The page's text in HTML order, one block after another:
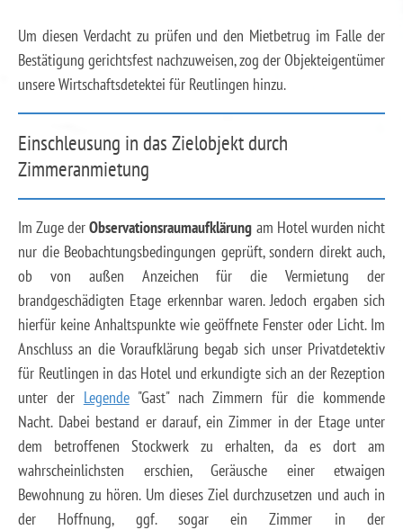
Um diesen Verdacht zu prüfen und den Mietbetrug im Falle der
Bestätigung gerichtsfest nachzuweisen, zog der Objekteigentümer
unsere Wirtschaftsdetektei für Reutlingen hinzu.
Einschleusung in das Zielobjekt durch
Zimmeranmietung
Im Zuge derObservationsraumaufklärung am Hotel wurden nicht
nur die Beobachtungsbedingungen geprüft, sondern direkt auch,
ob von außen Anzeichen für die Vermietung der
brandgeschädigten Etage erkennbar waren. Jedoch ergaben sich
hierfür keine Anhaltspunkte wie geöffnete Fenster oder Licht. Im
Anschluss an die Voraufklärung begab sich unser Privatdetektiv
für Reutlingen in das Hotel und erkundigte sich an der Rezeption
unter der Legende"Gast" nach Zimmern für die kommende
Nacht. Dabei bestand er darauf, ein Zimmer in der Etage unter
dem betroffenen Stockwerk zu erhalten, da es dort am
wahrscheinlichsten erschien, Geräusche einer etwaigen
Bewohnung zu hören. Um dieses Ziel durchzusetzen und auch in
der Hoffnung, ggf. sogar ein Zimmer in der